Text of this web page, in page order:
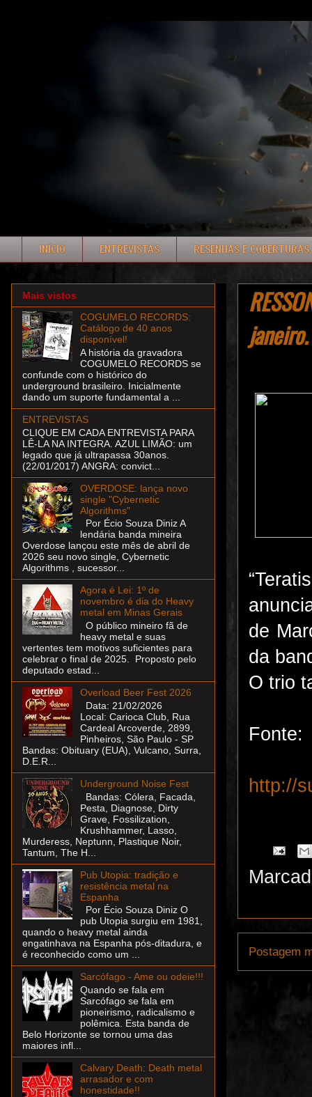
INÍCIO ENTREVISTAS RESENHAS E COBERTURAS
janeiro.
de
da
O trio
Fonte:
http://
Postagem
Mais vistos
COGUMELO RECORDS:
Catálogo de 40 anos
disponível!
A história da gravadora
COGUMELO RECORDS se
confunde com o histórico do
underground brasileiro. Inicialmente
dando um suporte fundamental a ...
ENTREVISTAS
CLIQUE EM CADA ENTREVISTA PARA
LÊ-LA NA INTEGRA. AZUL LIMÃO: um
legado que já ultrapassa 30anos.
(22/01/2017) ANGRA: convict...
OVERDOSE: lança novo
single "Cybernetic
Algorithms"
Por Écio Souza Diniz A
lendária banda mineira
Overdose lançou este mês de abril de
2026 seu novo single, Cybernetic
Algorithms , sucessor...
Agora é Lei: 1º de
novembro é dia do Heavy
metal em Minas Gerais
O público mineiro fã de
heavy metal e suas
vertentes tem motivos suficientes para
celebrar o final de 2025. Proposto pelo
deputado estad...
Overload Beer Fest 2026
Data: 21/02/2026
Local: Carioca Club, Rua
Cardeal Arcoverde, 2899,
Pinheiros, São Paulo - SP
Bandas: Obituary (EUA), Vulcano, Surra,
D.E.R...
Underground Noise Fest
Bandas: Cólera, Facada,
Pesta, Diagnose, Dirty
Grave, Fossilization,
Krushhammer, Lasso,
Murderess, Neptunn, Plastique Noir,
Tantum, The H...
Pub Utopia: tradição e
resistência metal na
Espanha
Por Écio Souza Diniz O
pub Utopia surgiu em 1981,
quando o heavy metal ainda
engatinhava na Espanha pós-ditadura, e
é reconhecido como um ...
Sarcófago - Ame ou odeie!!!
Quando se fala em
Sarcófago se fala em
pioneirismo, radicalismo e
polêmica. Esta banda de
Belo Horizonte se tornou uma das
maiores infl...
Calvary Death: Death metal
arrasador e com
honestidade!!